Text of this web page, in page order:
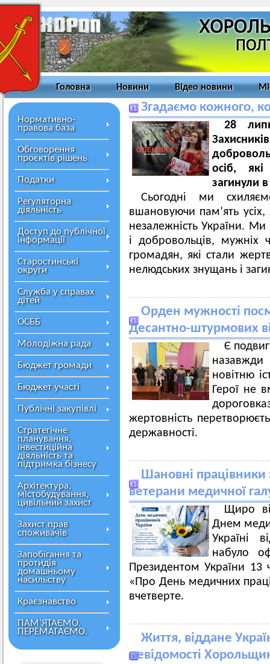
Головна Новини Відео новини
Нормативно-
правова база
Обговорення
проєктів рішень
Податки
Регуляторна
діяльність
Доступ до публічної
інформації
Старостинські
округи
Служба у справах
дітей
ОСББ
Молодіжна рада
Бюджет громади
Бюджет участі
Публічні закупівлі
Стратегічне
планування,
інвестиційна
діяльність та
підтримка бізнесу
Архітектура,
містобудування,
цивільний захист
Захист прав
споживачів
Запобігання та
протидія
домашньому
насильству
Краєзнавство
ПАМ’ЯТАЄМО.
ПЕРЕМАГАЄМО.
Згадаємо кожного,
28
осіб,
загинули
Сьогодні ми
вшановуючи пам’ять
незалежність України.
і добровольців, мужніх
громадян, які стали
нелюдських знущань і
Орден мужності
Десантно-штурмових
Є
новітню
Герої не
жертовність
державності.
Шановні працівники
ветерани медичної
Щиро
Днем
Україні
набуло
Президентом України
«Про День медичних
вчетверте.
Життя, віддане
невідомості